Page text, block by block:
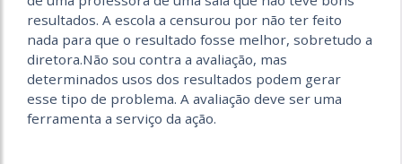
resultados. A escola a censurou por não ter feito
nada para que o resultado fosse melhor, sobretudo a
diretora.Não sou contra a avaliação, mas
determinados usos dos resultados podem gerar
esse tipo de problema. A avaliação deve ser uma
ferramenta a serviço da ação.